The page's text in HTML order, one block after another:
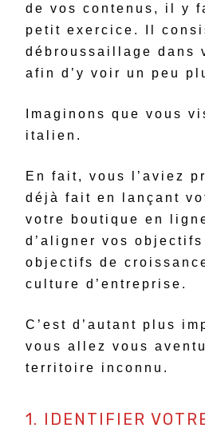
de vos contenus, il y
petit exercice. Il
débroussaillage dans
afin d’y voir un peu
Imaginons que vous
italien.
En fait, vous l’aviez
déjà fait en lançant
votre boutique en
d’aligner vos
objectifs de
culture d’entreprise.
C’est d’autant plus
vous allez vous
territoire inconnu.
1. IDENTIFIER